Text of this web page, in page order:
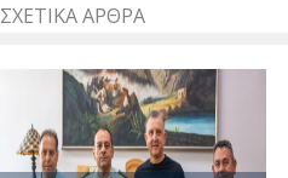
ΣΧΕΤΙΚΆ ΆΡΘΡΑ